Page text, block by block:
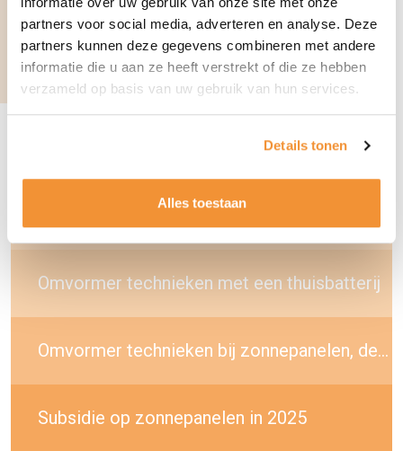
partners voor social media, adverteren en analyse. Deze
partners kunnen deze gegevens combineren met andere
informatie die u aan ze heeft verstrekt of die ze hebben
verzameld op basis van uw gebruik van hun services.
Details tonen
Alles toestaan
Externe financiering voor verduurzamen populair
Omvormer technieken met een thuisbatterij
Omvormer technieken bij zonnepanelen, deze keuzes heb je!
Subsidie op zonnepanelen in 2025